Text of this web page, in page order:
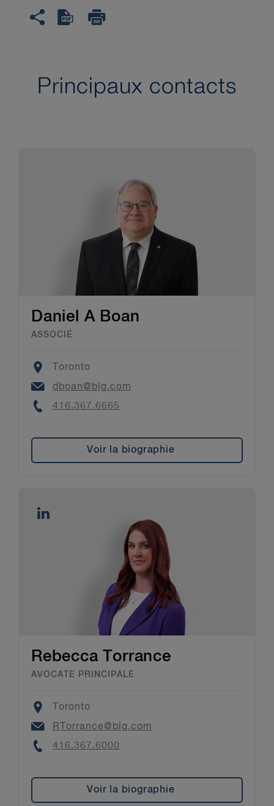
Principaux contacts
Daniel A Boan
ASSOCIÉ
Location
Toronto
Email
dboan@blg.com
Phone
416.367.6665
Voir la biographie
Rebecca Torrance
AVOCATE PRINCIPALE
Location
Toronto
Email
RTorrance@blg.com
Phone
416.367.6000
Voir la biographie